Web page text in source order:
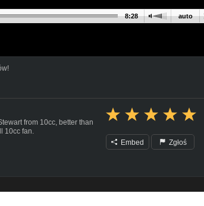
auto
8:28
from 10cc, better than
10cc fan.
Embed
Zgłoś